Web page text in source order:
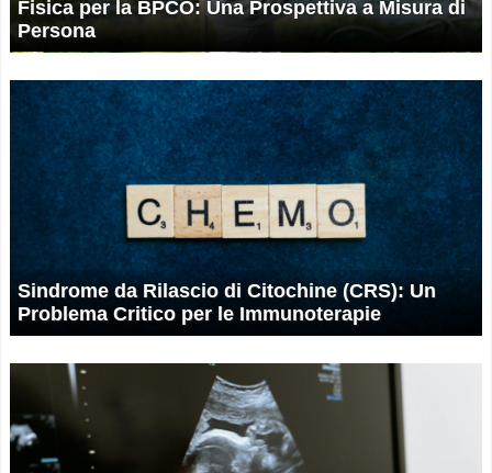
Fisica per la BPCO: Una Prospettiva a Misura di
Persona
Sindrome da Rilascio di Citochine (CRS): Un
Problema Critico per le Immunoterapie